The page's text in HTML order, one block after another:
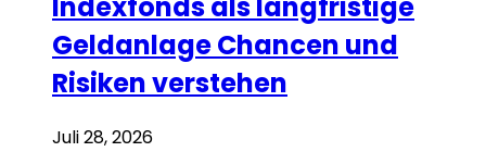
Indexfonds als langfristige
Geldanlage Chancen und
Risiken verstehen
Juli 28, 2026